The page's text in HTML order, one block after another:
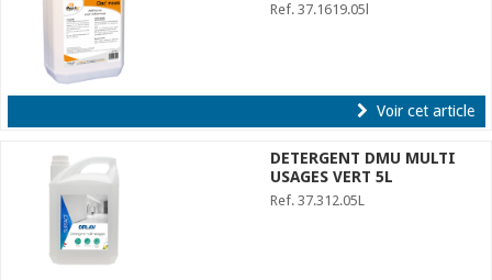
Ref. 37.1619.05l
Voir cet article
DETERGENT DMU MULTI
USAGES VERT 5L
Ref. 37.312.05L